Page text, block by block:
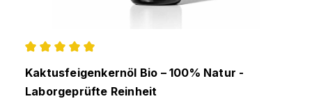
Durchschnittliche Bewertung von 4.93 von 5
Kaktusfeigenkernöl Bio – 100% Natur -
Laborgeprüfte Reinheit